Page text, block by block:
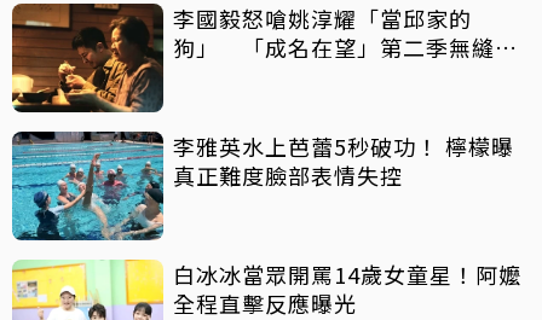
李國毅怒嗆姚淳耀「當邱家的
狗」 「成名在望」第二季無縫開
李雅英水上芭蕾5秒破功！ 檸檬曝
真正難度臉部表情失控
白冰冰當眾開罵14歲女童星！阿嬤
全程直擊反應曝光